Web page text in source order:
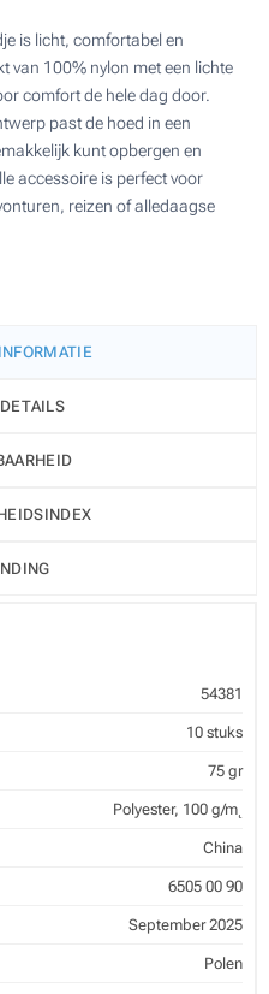
is licht, comfortabel en
van 100% nylon met een lichte
comfort de hele dag door.
past de hoed in een
kunt opbergen en
accessoire is perfect voor
reizen of alledaagse
54381
10 stuks
75 gr
Polyester, 100 g/m˛
China
6505 00 90
September 2025
Polen